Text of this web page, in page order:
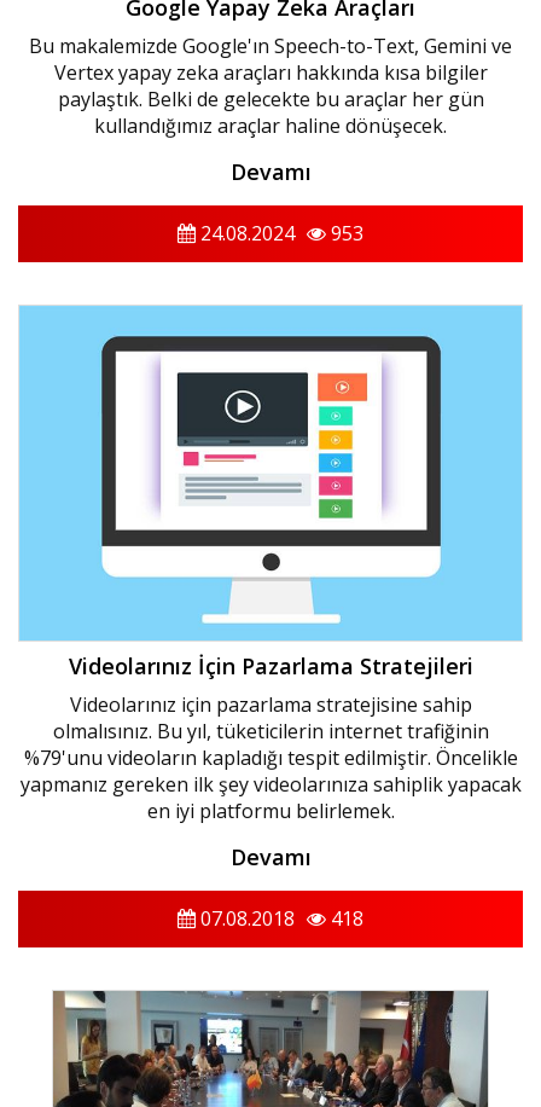
Google Yapay Zeka Araçları
Bu makalemizde Google'ın Speech-to-Text, Gemini ve
Vertex yapay zeka araçları hakkında kısa bilgiler
paylaştık. Belki de gelecekte bu araçlar her gün
kullandığımız araçlar haline dönüşecek.
Devamı
24.08.2024 953
Videolarınız İçin Pazarlama Stratejileri
Videolarınız için pazarlama stratejisine sahip
olmalısınız. Bu yıl, tüketicilerin internet trafiğinin
%79'unu videoların kapladığı tespit edilmiştir. Öncelikle
yapmanız gereken ilk şey videolarınıza sahiplik yapacak
en iyi platformu belirlemek.
Devamı
07.08.2018 418